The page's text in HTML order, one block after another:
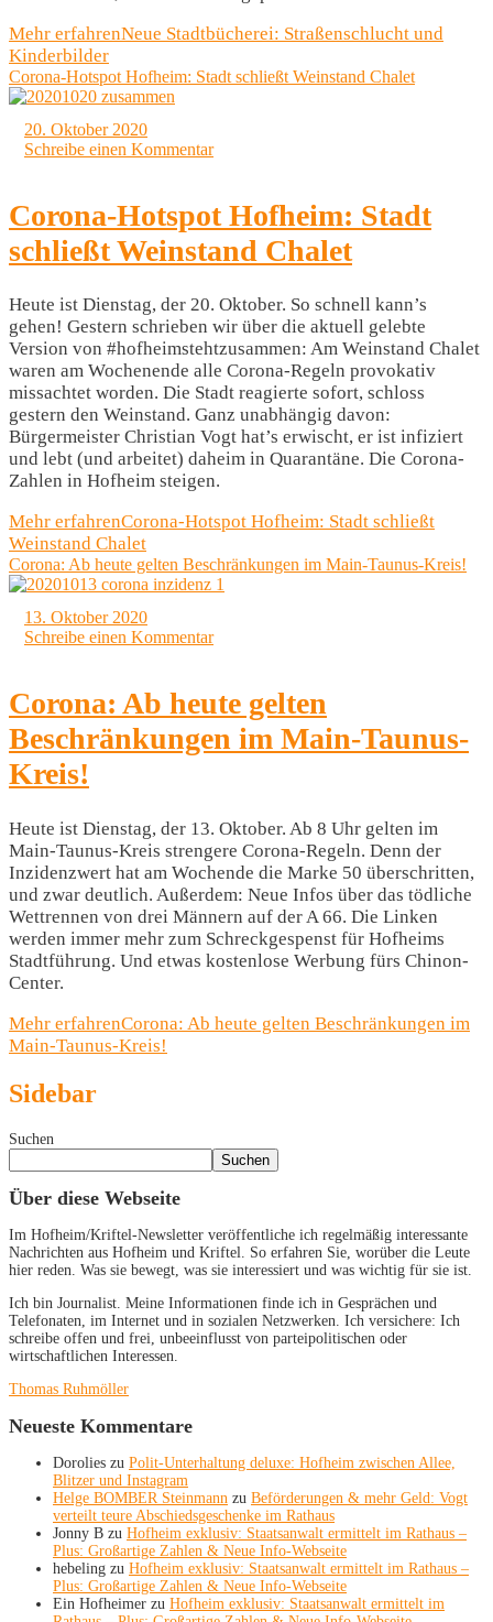
Mehr erfahrenNeue Stadtbücherei: Straßenschlucht und
Kinderbilder
Corona-Hotspot Hofheim: Stadt schließt Weinstand Chalet
20. Oktober 2020
Schreibe einen Kommentar
Corona-Hotspot Hofheim: Stadt
schließt Weinstand Chalet
Heute ist Dienstag, der 20. Oktober. So schnell kann’s
gehen! Gestern schrieben wir über die aktuell gelebte
Version von #hofheimstehtzusammen: Am Weinstand Chalet
waren am Wochenende alle Corona-Regeln provokativ
missachtet worden. Die Stadt reagierte sofort, schloss
gestern den Weinstand. Ganz unabhängig davon:
Bürgermeister Christian Vogt hat’s erwischt, er ist infiziert
und lebt (und arbeitet) daheim in Quarantäne. Die Corona-
Zahlen in Hofheim steigen.
Mehr erfahrenCorona-Hotspot Hofheim: Stadt schließt
Weinstand Chalet
Corona: Ab heute gelten Beschränkungen im Main-Taunus-Kreis!
13. Oktober 2020
Schreibe einen Kommentar
Corona: Ab heute gelten
Beschränkungen im Main-Taunus-
Kreis!
Heute ist Dienstag, der 13. Oktober. Ab 8 Uhr gelten im
Main-Taunus-Kreis strengere Corona-Regeln. Denn der
Inzidenzwert hat am Wochende die Marke 50 überschritten,
und zwar deutlich. Außerdem: Neue Infos über das tödliche
Wettrennen von drei Männern auf der A 66. Die Linken
werden immer mehr zum Schreckgespenst für Hofheims
Stadtführung. Und etwas kostenlose Werbung fürs Chinon-
Center.
Mehr erfahrenCorona: Ab heute gelten Beschränkungen im
Main-Taunus-Kreis!
Sidebar
Suchen
Suchen
Über diese Webseite
Im Hofheim/Kriftel-Newsletter veröffentliche ich regelmäßig interessante
Nachrichten aus Hofheim und Kriftel. So erfahren Sie, worüber die Leute
hier reden. Was sie bewegt, was sie interessiert und was wichtig für sie ist.
Ich bin Journalist. Meine Informationen finde ich in Gesprächen und
Telefonaten, im Internet und in sozialen Netzwerken. Ich versichere: Ich
schreibe offen und frei, unbeeinflusst von parteipolitischen oder
wirtschaftlichen Interessen.
Thomas Ruhmöller
Neueste Kommentare
Dorolies zu Polit-Unterhaltung deluxe: Hofheim zwischen Allee,
Blitzer und Instagram
Helge BOMBER Steinmann zu Beförderungen & mehr Geld: Vogt
verteilt teure Abschiedsgeschenke im Rathaus
Jonny B zu Hofheim exklusiv: Staatsanwalt ermittelt im Rathaus –
Plus: Großartige Zahlen & Neue Info-Webseite
hebeling zu Hofheim exklusiv: Staatsanwalt ermittelt im Rathaus –
Plus: Großartige Zahlen & Neue Info-Webseite
Ein Hofheimer zu Hofheim exklusiv: Staatsanwalt ermittelt im